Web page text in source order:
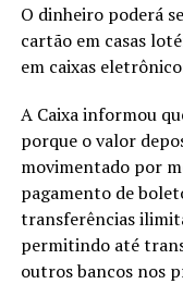
O dinheiro poderá
cartão em casas
em caixas
A Caixa informou
porque o valor
movimentado por
pagamento de
transferências
permitindo até
outros bancos nos